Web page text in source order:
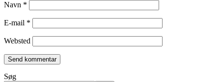
Navn *
E-mail *
Websted
Søg